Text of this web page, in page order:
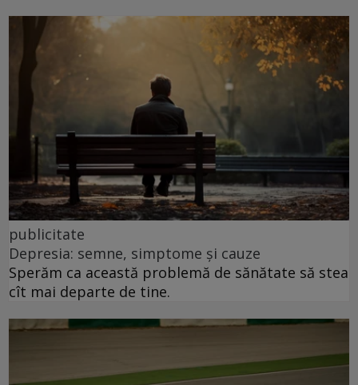
publicitate
Depresia: semne, simptome și cauze
Sperăm ca această problemă de sănătate să stea
cît mai departe de tine.